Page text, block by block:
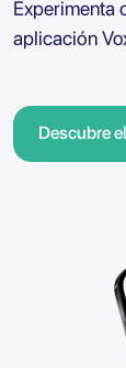
Experimenta
aplicación
Descubre